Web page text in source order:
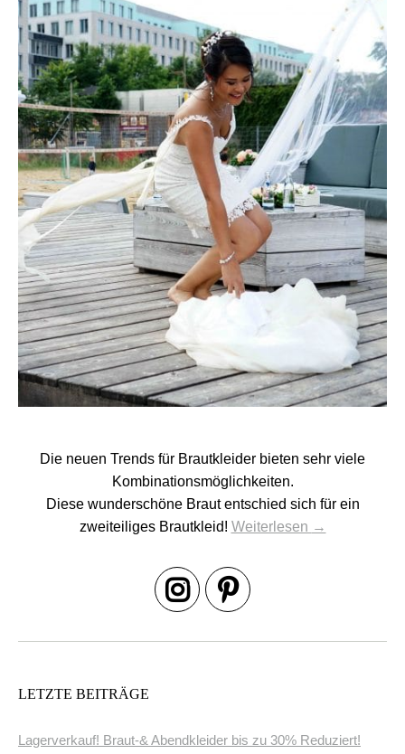
Die neuen Trends für Brautkleider bieten sehr viele
Kombinationsmöglichkeiten.
Diese wunderschöne Braut entschied sich für ein
zweiteiliges Brautkleid! Weiterlesen →
LETZTE BEITRÄGE
Lagerverkauf! Braut-& Abendkleider bis zu 30% Reduziert!